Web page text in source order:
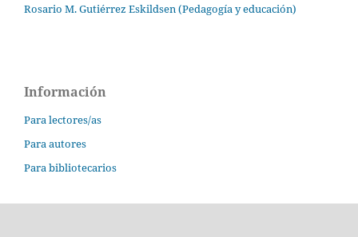
Rosario M. Gutiérrez Eskildsen (Pedagogía y educación)
Información
Para lectores/as
Para autores
Para bibliotecarios